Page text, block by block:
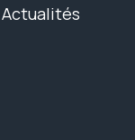
Actualités